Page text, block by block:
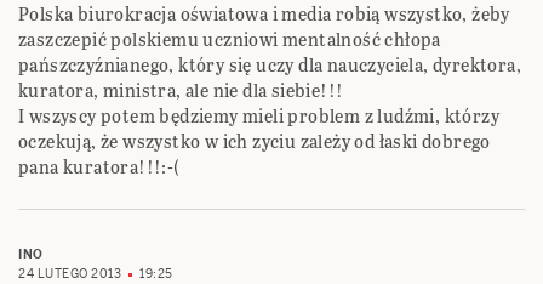
Polska biurokracja oświatowa i media robią wszystko, żeby
zaszczepić polskiemu uczniowi mentalność chłopa
pańszczyźnianego, który się uczy dla nauczyciela, dyrektora,
kuratora, ministra, ale nie dla siebie!!!
I wszyscy potem będziemy mieli problem z ludźmi, którzy
oczekują, że wszystko w ich zyciu zależy od łaski dobrego
pana kuratora!!!:-(
INO
24 LUTEGO 2013
19:25